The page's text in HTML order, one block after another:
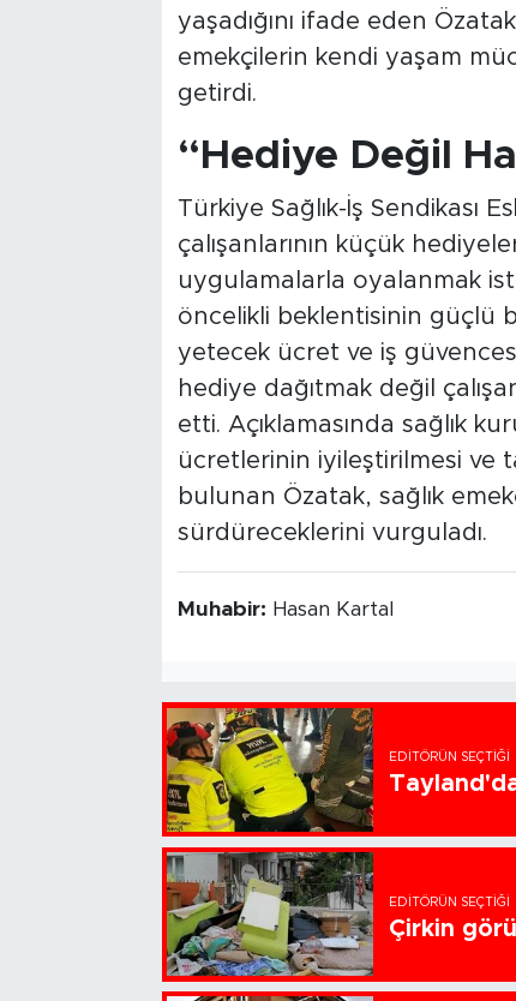
yaşadığını ifade eden
emekçilerin kendi yaşam
getirdi.
“Hediye Değil
Türkiye Sağlık-İş Sendikası
çalışanlarının küçük
uygulamalarla oyalanmak
öncelikli beklentisinin güçlü
yetecek ücret ve iş
hediye dağıtmak değil
etti. Açıklamasında sağlık
ücretlerinin iyileştirilmesi ve
bulunan Özatak, sağlık
sürdüreceklerini vurguladı.
Muhabir: Hasan Kartal
EDITÖRÜN SEÇTIĞI
EDITÖRÜN SEÇTIĞI
Çirkin